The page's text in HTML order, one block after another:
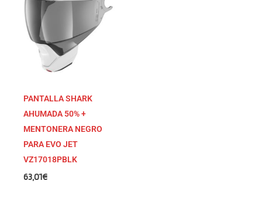
PANTALLA SHARK
AHUMADA 50% +
MENTONERA NEGRO
PARA EVO JET
VZ17018PBLK
63,01€